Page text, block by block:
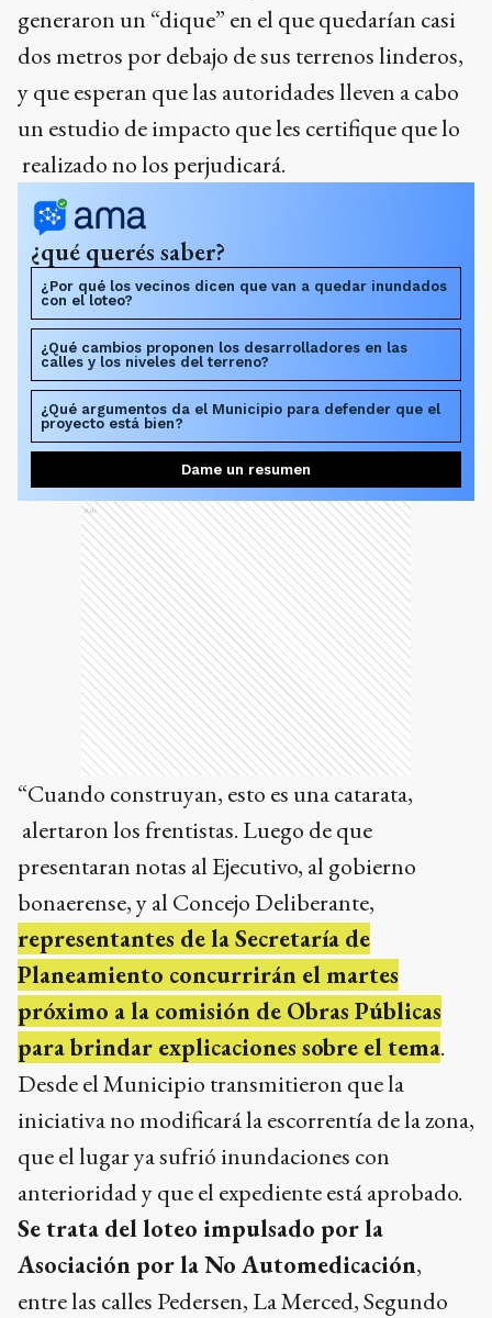
generaron un “dique” en el que quedarían casi
dos metros por debajo de sus terrenos linderos,
y que esperan que las autoridades lleven a cabo
un estudio de impacto que les certifique que lo
realizado no los perjudicará.
¿qué querés saber?
¿Por qué los vecinos dicen que van a quedar inundados
con el loteo?
¿Qué cambios proponen los desarrolladores en las
calles y los niveles del terreno?
¿Qué argumentos da el Municipio para defender que el
proyecto está bien?
Dame un resumen
Ads
“Cuando construyan, esto es una catarata,
alertaron los frentistas. Luego de que
presentaran notas al Ejecutivo, al gobierno
bonaerense, y al Concejo Deliberante,
representantes de la Secretaría de
Planeamiento concurrirán el martes
próximo a la comisión de Obras Públicas
para brindar explicaciones sobre el tema.
Desde el Municipio transmitieron que la
iniciativa no modificará la escorrentía de la zona,
que el lugar ya sufrió inundaciones con
anterioridad y que el expediente está aprobado.
Se trata del loteo impulsado por la
Asociación por la No Automedicación,
entre las calles Pedersen, La Merced, Segundo